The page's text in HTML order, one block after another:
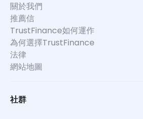
關於我們
推薦信
TrustFinance如何運作
為何選擇TrustFinance
法律
網站地圖
社群